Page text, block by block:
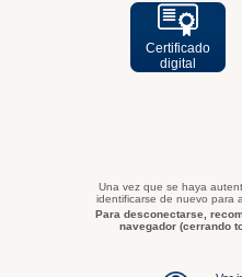
Certificado
digital
Una vez que se haya
identificarse de nuevo para
Para desconectarse,
navegador (cerrando